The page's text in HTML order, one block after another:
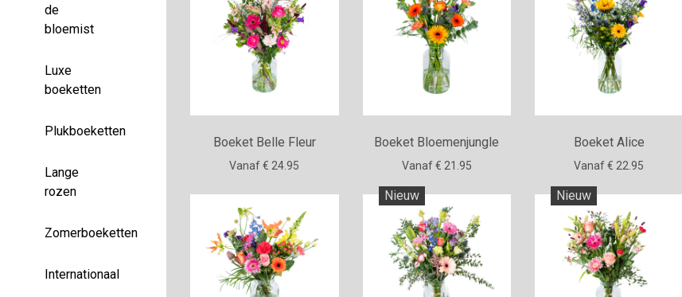
de
bloemist
Luxe
boeketten
Plukboeketten
Lange
rozen
Zomerboeketten
Internationaal
Boeket Belle Fleur
Vanaf € 24.95
Boeket Bloemenjungle
Vanaf € 21.95
Boeket Alice
Vanaf € 22.95
Nieuw Nieuw